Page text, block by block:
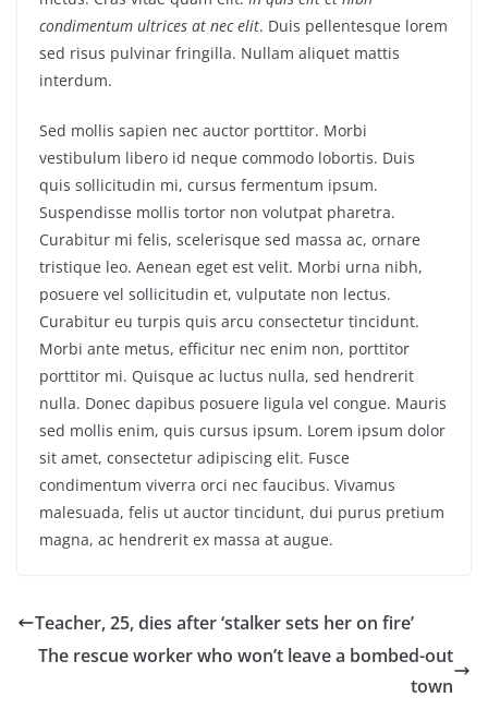
condimentum ultrices at nec elit. Duis pellentesque lorem
sed risus pulvinar fringilla. Nullam aliquet mattis
interdum.
Sed mollis sapien nec auctor porttitor. Morbi
vestibulum libero id neque commodo lobortis. Duis
quis sollicitudin mi, cursus fermentum ipsum.
Suspendisse mollis tortor non volutpat pharetra.
Curabitur mi felis, scelerisque sed massa ac, ornare
tristique leo. Aenean eget est velit. Morbi urna nibh,
posuere vel sollicitudin et, vulputate non lectus.
Curabitur eu turpis quis arcu consectetur tincidunt.
Morbi ante metus, efficitur nec enim non, porttitor
porttitor mi. Quisque ac luctus nulla, sed hendrerit
nulla. Donec dapibus posuere ligula vel congue. Mauris
sed mollis enim, quis cursus ipsum. Lorem ipsum dolor
sit amet, consectetur adipiscing elit. Fusce
condimentum viverra orci nec faucibus. Vivamus
malesuada, felis ut auctor tincidunt, dui purus pretium
magna, ac hendrerit ex massa at augue.
Teacher, 25, dies after ‘stalker sets her on fire’
The rescue worker who won’t leave a bombed-out
town